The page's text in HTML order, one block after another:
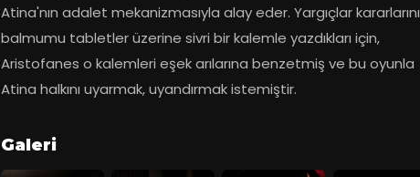
Atina'nın adalet mekanizmasıyla alay eder. Yargıçlar kararlarını
balmumu tabletler üzerine sivri bir kalemle yazdıkları için,
Aristofanes o kalemleri eşek arılarına benzetmiş ve bu oyunla
Atina halkını uyarmak, uyandırmak istemiştir.
Galeri